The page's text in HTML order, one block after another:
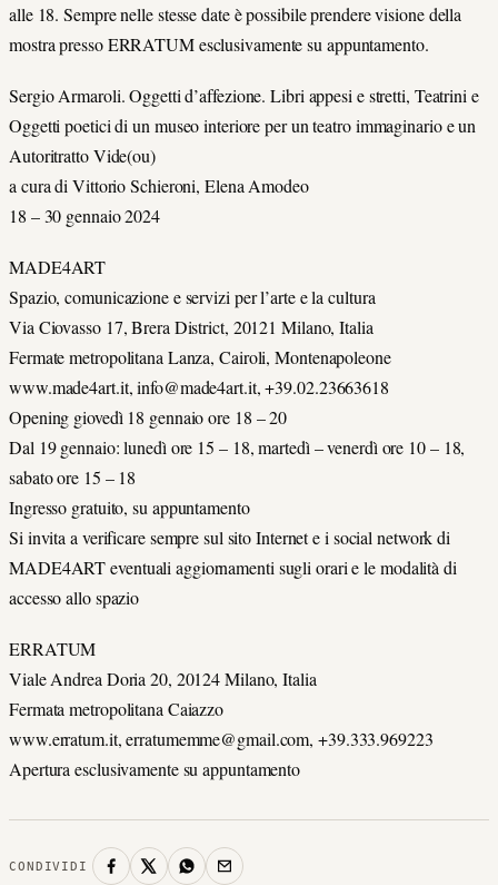
alle 18. Sempre nelle stesse date è possibile prendere visione della
mostra presso ERRATUM esclusivamente su appuntamento.
Sergio Armaroli. Oggetti d’affezione. Libri appesi e stretti, Teatrini e
Oggetti poetici di un museo interiore per un teatro immaginario e un
Autoritratto Vide(ou)
a cura di Vittorio Schieroni, Elena Amodeo
18 – 30 gennaio 2024
MADE4ART
Spazio, comunicazione e servizi per l’arte e la cultura
Via Ciovasso 17, Brera District, 20121 Milano, Italia
Fermate metropolitana Lanza, Cairoli, Montenapoleone
www.made4art.it, info@made4art.it, +39.02.23663618
Opening giovedì 18 gennaio ore 18 – 20
Dal 19 gennaio: lunedì ore 15 – 18, martedì – venerdì ore 10 – 18,
sabato ore 15 – 18
Ingresso gratuito, su appuntamento
Si invita a verificare sempre sul sito Internet e i social network di
MADE4ART eventuali aggiornamenti sugli orari e le modalità di
accesso allo spazio
ERRATUM
Viale Andrea Doria 20, 20124 Milano, Italia
Fermata metropolitana Caiazzo
www.erratum.it, erratumemme@gmail.com, +39.333.969223
Apertura esclusivamente su appuntamento
CONDIVIDI